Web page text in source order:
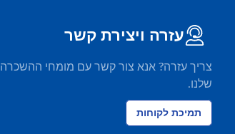
עזרה ויצירת קשר
צריך עזרה? אנא צור קשר עם מומחי ההשכרה
שלנו.
תמיכת לקוחות